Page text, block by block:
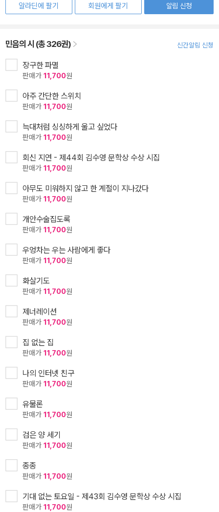
알라딘에 팔기
회원에게 팔기
알림 신청
민음의 시 (총 326권) 신간알림 신청
장구한 파멸
판매가 11,700원
아주 간단한 스위치
판매가 11,700원
늑대처럼 싱싱하게 울고 싶었다
판매가 11,700원
회신 지연 - 제44회 김수영 문학상 수상 시집
판매가 11,700원
아무도 미워하지 않고 한 계절이 지나갔다
판매가 11,700원
개안수술집도록
판매가 11,700원
우엉차는 우는 사람에게 좋다
판매가 11,700원
화살기도
판매가 11,700원
제너레이션
판매가 11,700원
집 없는 집
판매가 11,700원
나의 인터넷 친구
판매가 11,700원
유물론
판매가 11,700원
검은 양 세기
판매가 11,700원
종종
판매가 11,700원
기대 없는 토요일 - 제43회 김수영 문학상 수상 시집
판매가 11,700원